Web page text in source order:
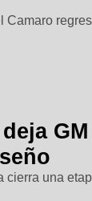
Camaro
cierra una